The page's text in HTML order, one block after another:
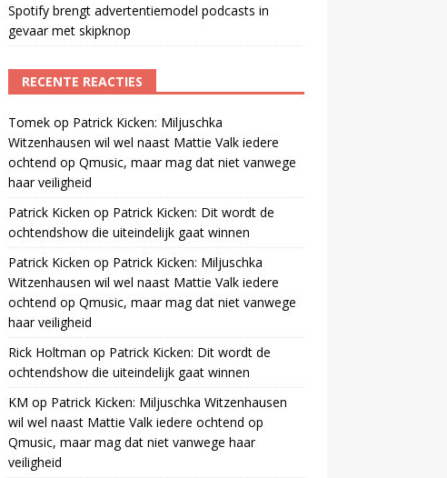
Spotify brengt advertentiemodel podcasts in
gevaar met skipknop
RECENTE REACTIES
Tomekop Patrick Kicken: Miljuschka
Witzenhausen wil wel naast Mattie Valk iedere
ochtend op Qmusic, maar mag dat niet vanwege
haar veiligheid
Patrick Kicken op Patrick Kicken: Dit wordt de
ochtendshow die uiteindelijk gaat winnen
Patrick Kicken op Patrick Kicken: Miljuschka
Witzenhausen wil wel naast Mattie Valk iedere
ochtend op Qmusic, maar mag dat niet vanwege
haar veiligheid
Rick Holtman op Patrick Kicken: Dit wordt de
ochtendshow die uiteindelijk gaat winnen
KM op Patrick Kicken: Miljuschka Witzenhausen
wil wel naast Mattie Valk iedere ochtend op
Qmusic, maar mag dat niet vanwege haar
veiligheid